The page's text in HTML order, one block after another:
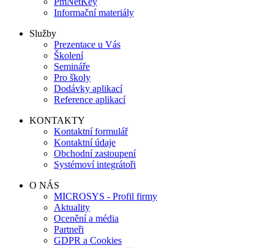
Informační materiály
Služby
Prezentace u Vás
Školení
Semináře
Pro školy
Dodávky aplikací
Reference aplikací
KONTAKTY
Kontaktní formulář
Kontaktní údaje
Obchodní zastoupení
Systémoví integrátoři
O NÁS
MICROSYS - Profil firmy
Aktuality
Ocenění a média
Partneři
GDPR a Cookies